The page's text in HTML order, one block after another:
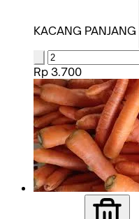
KACANG PANJANG
Rp 3.700